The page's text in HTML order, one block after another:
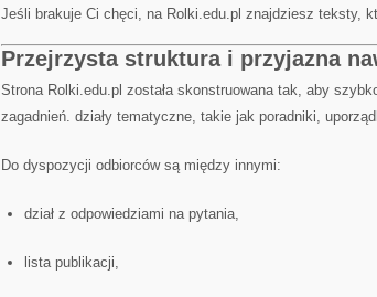
Jeśli brakuje Ci chęci, na Rolki.edu.pl znajdziesz teksty,
Przejrzysta struktura i przyjazna
Strona Rolki.edu.pl została skonstruowana tak, aby
zagadnień. działy tematyczne, takie jak poradniki,
Do dyspozycji odbiorców są między innymi:
dział z odpowiedziami na pytania,
lista publikacji,